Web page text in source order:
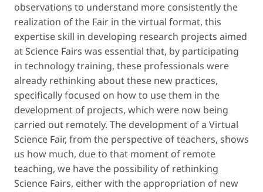
observations to understand more consistently the
realization of the Fair in the virtual format, this
expertise skill in developing research projects aimed
at Science Fairs was essential that, by participating
in technology training, these professionals were
already rethinking about these new practices,
specifically focused on how to use them in the
development of projects, which were now being
carried out remotely. The development of a Virtual
Science Fair, from the perspective of teachers, shows
us how much, due to that moment of remote
teaching, we have the possibility of rethinking
Science Fairs, either with the appropriation of new